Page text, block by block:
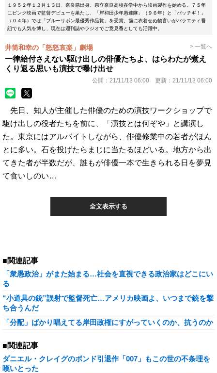
１９５２年１２月１３日、奈良県出身。県立奈良高校在学中から映画製作を始める。７５年
にピンク映画で監督デビューを果たし、「岸和田少年愚連隊」（９６年）と「パッチギ！」
（０４年）では「ブルーリボン最優秀作品賞」を受賞。歯に衣着せぬ物言いがバラエティ番
組でも人気を博し、現在は週刊誌やラジオでご意見番としても活躍中。
井筒和幸の「怒怒哀楽」劇場 > 一覧へ
一律給付さえない駆け出しの俳優たちよ、はらわたが煮え
くり返る思いも演技で曝け出せ
公開： 21/11/13 06:00 更新： 21/11/13 06:00
先日、知人が主催した俳優のための演技ワークショップで
駆け出しの役者たちを前に、「演技とは何ぞや」と講演し
た。東京にはアルバイトしながら、俳優修業中の若者がほん
とに多い。石を投げたらまじに当たるほどいる。地方から出
てきた者が半数だが、誰もが俳優一本で生きられる日を夢見
て食いしのい…
全文表示する
■関連記事
「衆愚政治」がまた始まる…社会を直視できる政治家はどこにい
る
“小道具の銃”誤射で監督死亡…アメリカ映画よ、いつまで銃を撃
ち合うんだ
「分配」ばかり唱えてる岸田政権にすがっていくのか、抗うのか
■関連記事
ダニエル・クレイグのボンド引退作「007」もこの世の不条理を
嘆いとった